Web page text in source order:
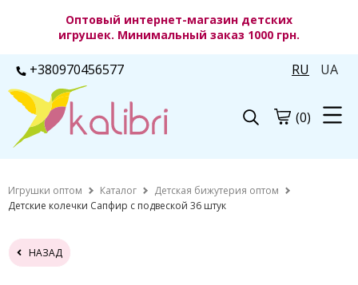
Оптовый интернет-магазин детских
игрушек. Минимальный заказ 1000 грн.
+380970456577 RU UA
(0)
Игрушки оптом Каталог
Детская бижутерия оптом
Детские колечки Сапфир с подвеской 36 штук
НАЗАД